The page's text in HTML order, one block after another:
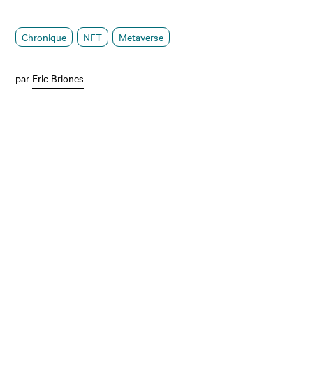
Chronique NFT Metaverse
par Eric Briones